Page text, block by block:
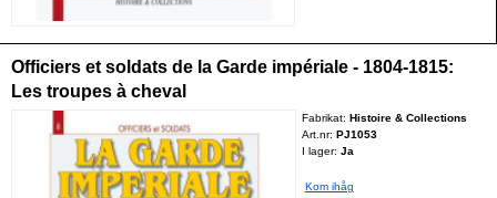
Officiers et soldats de la Garde impériale - 1804-1815:
Les troupes à cheval
Fabrikat: Histoire & Collections
Art.nr: PJ1053
I lager: Ja
Kom ihåg